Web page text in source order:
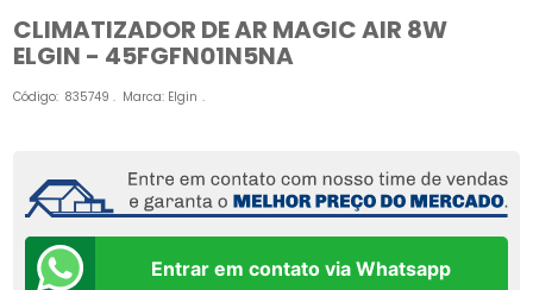
CLIMATIZADOR DE AR MAGIC AIR 8W
ELGIN - 45FGFN01N5NA
Código: 835749 Marca: Elgin
Entrar em contato via Whatsapp